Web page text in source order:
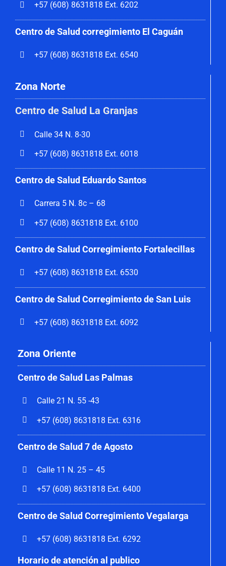
+57 (608) 8631818 Ext. 6202
Centro de Salud corregimiento El Caguán
+57 (608) 8631818 Ext. 6540
Zona Norte
Centro de Salud La Granjas
Calle 34 N. 8-30
+57 (608) 8631818 Ext. 6018
Centro de Salud Eduardo Santos
Carrera 5 N. 8c – 68
+57 (608) 8631818 Ext. 6100
Centro de Salud Corregimiento Fortalecillas
+57 (608) 8631818 Ext. 6530
Centro de Salud Corregimiento de San Luis
+57 (608) 8631818 Ext. 6092
Zona Oriente
Centro de Salud Las Palmas
Calle 21 N. 55 -43
+57 (608) 8631818 Ext. 6316
Centro de Salud 7 de Agosto
Calle 11 N. 25 – 45
+57 (608) 8631818 Ext. 6400
Centro de Salud Corregimiento Vegalarga
+57 (608) 8631818 Ext. 6292
Horario de atención al publico